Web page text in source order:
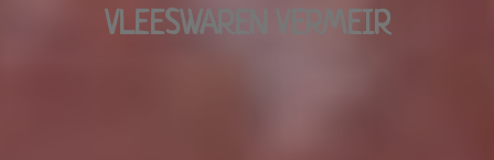
VLEESWAREN VERMEIR